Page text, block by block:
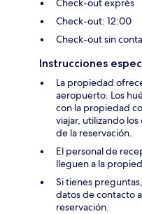
Check-out exprés
Check-out: 12:00
Check-out sin
Instrucciones
La propiedad
aeropuerto. Los
con la propiedad
viajar, utilizando
de la reservación.
El personal de
lleguen a la
Si tienes
datos de contacto
reservación.